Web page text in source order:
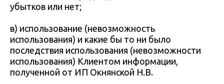
убытков или нет;
в) использование (невозможность
использования) и какие бы то ни было
последствия использования (невозможности
использования) Клиентом информации,
полученной от ИП Окнянской Н.В.